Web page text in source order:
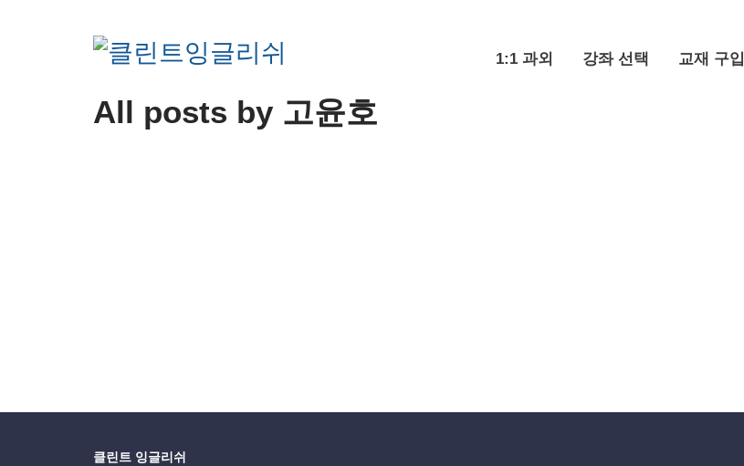
1:1 과외 강좌 선택 교재 구입
All posts by 고윤호
클린트 잉글리쉬